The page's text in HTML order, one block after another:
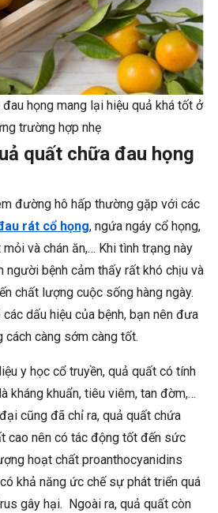
họng mang lại hiệu quả khá tốt ở
trường hợp nhẹ
quất chữa đau họng
đường hô hấp thường gặp với các
rát cổ họng, ngứa ngáy cổ họng,
và chán ăn,… Khi tình trạng này
người bệnh cảm thấy rất khó chịu và
chất lượng cuộc sống hàng ngày.
dấu hiệu của bệnh, bạn nên đưa
cách càng sớm càng tốt.
y học cổ truyền, quả quất có tính
kháng khuẩn, tiêu viêm, tan đờm,…
cũng đã chỉ ra, quả quất chứa
cao nên có tác động tốt đến sức
hoạt chất proanthocyanidins
khả năng ức chế sự phát triển quá
gây hại. Ngoài ra, quả quất còn